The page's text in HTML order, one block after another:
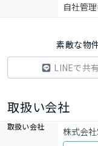
自社管
素敵な物
LINEで共有
取扱い会社
取扱い会社 株式会